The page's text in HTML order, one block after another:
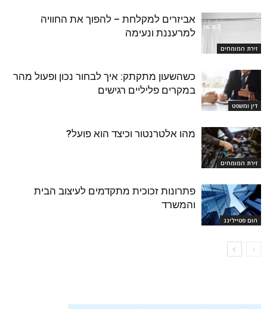
זירת המומחים
אביזרים למקלחת – להפוך את החוויה
למרעננת ונעימה
דין ומשפט
כשהשעון מתקתק: איך לבחור נכון ופעול מהר
במקרים פליליים רגישים
זירת המומחים
מהו אלטרנטור וכיצד הוא פועל?
הום סטיילינג
פתרונות זכוכית מתקדמים לעיצוב הבית
והמשרד